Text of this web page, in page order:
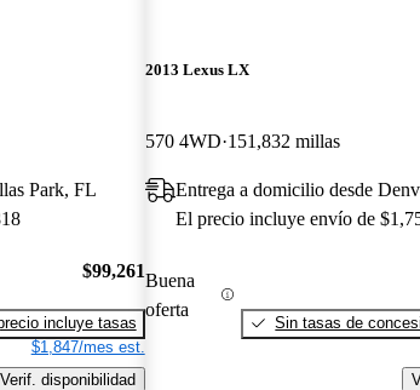
Park, FL
$99,261
incluye tasas
$1,847/mes est.
Verif. disponibilidad
2013 Lexus LX
570 4WD 151,832 millas
Entrega a domicilio desde
El precio incluye envío de
Buena
oferta
Sin tasas de